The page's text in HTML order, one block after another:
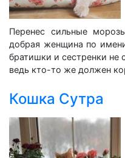
Перенес сильные
добрая женщина по
братишки и сестренки не
ведь кто-то же должен
Кошка Сутра